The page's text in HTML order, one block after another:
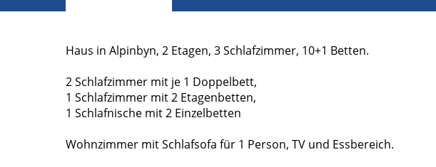
Haus in Alpinbyn, 2 Etagen, 3 Schlafzimmer, 10+1 Betten.
2 Schlafzimmer mit je 1 Doppelbett,
1 Schlafzimmer mit 2 Etagenbetten,
1 Schlafnische mit 2 Einzelbetten
Wohnzimmer mit Schlafsofa für 1 Person, TV und Essbereich.